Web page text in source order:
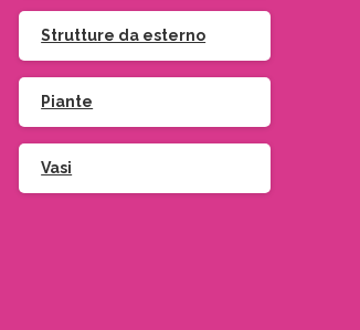
Strutture da esterno
Piante
Vasi